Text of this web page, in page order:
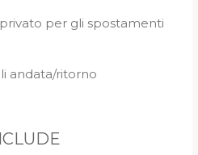
per gli spostamenti
andata/ritorno